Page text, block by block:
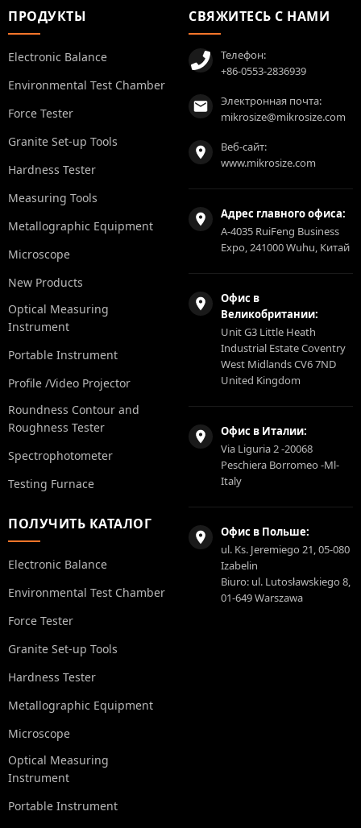
ПРОДУКТЫ
Electronic Balance
Environmental Test Chamber
Force Tester
Granite Set-up Tools
Hardness Tester
Measuring Tools
Metallographic Equipment
Microscope
New Products
Optical Measuring
Instrument
Portable Instrument
Profile /Video Projector
Roundness Contour and
Roughness Tester
Spectrophotometer
Testing Furnace
ПОЛУЧИТЬ КАТАЛОГ
Electronic Balance
Environmental Test Chamber
Force Tester
Granite Set-up Tools
Hardness Tester
Metallographic Equipment
Microscope
Optical Measuring
Instrument
Portable Instrument
СВЯЖИТЕСЬ С НАМИ
Телефон:
+86-0553-2836939
Электронная почта:
mikrosize@mikrosize.com
Веб-сайт:
www.mikrosize.com
Адрес главного офиса:
A-4035 RuiFeng Business
Expo, 241000 Wuhu, Китай
Офис в
Великобритании:
Unit G3 Little Heath
Industrial Estate Coventry
West Midlands CV6 7ND
United Kingdom
Офис в Италии:
Via Liguria 2 -20068
Peschiera Borromeo -Ml-
Italy
Офис в Польше:
ul. Ks. Jeremiego 21, 05-080
Izabelin
Biuro: ul. Lutosławskiego 8,
01-649 Warszawa